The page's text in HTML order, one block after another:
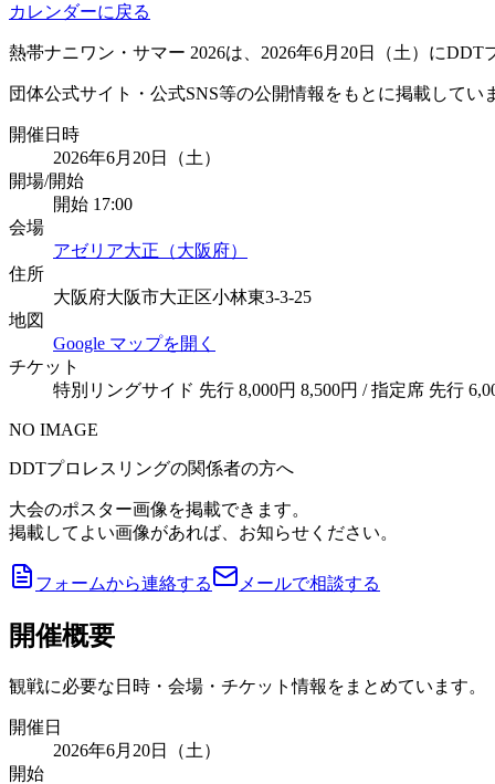
カレンダーに戻る
熱帯ナニワン・サマー 2026は、2026年6月20日（土）に
団体公式サイト・公式SNS等の公開情報をもとに掲載してい
開催日時
2026年6月20日（土）
開場/開始
開始 17:00
会場
アゼリア大正（大阪府）
住所
大阪府大阪市大正区小林東3-3-25
地図
Google マップを開く
チケット
特別リングサイド 先行 8,000円 8,500円 / 指定席 先行
NO IMAGE
DDTプロレスリングの関係者の方へ
大会のポスター画像を掲載できます。
掲載してよい画像があれば、お知らせください。
フォームから連絡する メールで相談する
開催概要
観戦に必要な日時・会場・チケット情報をまとめています。
開催日
2026年6月20日（土）
開始